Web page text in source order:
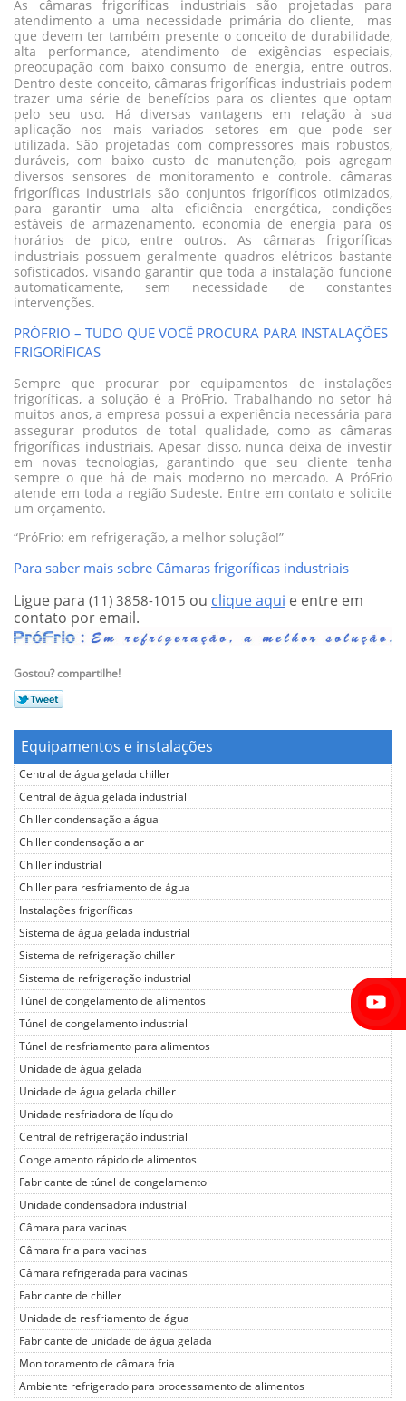
As câmaras frigoríficas industriaissão projetadas para
atendimento a uma necessidade primária do cliente, mas
que devem ter também presente o conceito de durabilidade,
alta performance, atendimento de exigências especiais,
preocupação com baixo consumo de energia, entre outros.
Dentro deste conceito, câmaras frigoríficas industriaispodem
trazer uma série de benefícios para os clientes que optam
pelo seu uso. Há diversas vantagens em relação à sua
aplicação nos mais variados setores em que pode ser
utilizada. São projetadas com compressores mais robustos,
duráveis, com baixo custo de manutenção, pois agregam
diversos sensores de monitoramento e controle. câmaras
frigoríficas industriais são conjuntos frigoríficos otimizados,
para garantir uma alta eficiência energética, condições
estáveis de armazenamento, economia de energia para os
horários de pico, entre outros. As câmaras frigoríficas
industriais possuem geralmente quadros elétricos bastante
sofisticados, visando garantir que toda a instalação funcione
automaticamente, sem necessidade de constantes
intervenções.
PRÓFRIO – TUDO QUE VOCÊ PROCURA PARA INSTALAÇÕES
FRIGORÍFICAS
Sempre que procurar por equipamentos de instalações
frigoríficas, a solução é a PróFrio. Trabalhando no setor há
muitos anos, a empresa possui a experiência necessária para
assegurar produtos de total qualidade, como as câmaras
frigoríficas industriais. Apesar disso, nunca deixa de investir
em novas tecnologias, garantindo que seu cliente tenha
sempre o que há de mais moderno no mercado. A PróFrio
atende em toda a região Sudeste. Entre em contato e solicite
um orçamento.
“PróFrio: em refrigeração, a melhor solução!”
Para saber mais sobre Câmaras frigoríficas industriais
Ligue para (11) 3858-1015 ou clique aqui e entre em
contato por email.
Gostou? compartilhe!
Equipamentos e instalações
Central de água gelada chiller
Central de água gelada industrial
Chiller condensação a água
Chiller condensação a ar
Chiller industrial
Chiller para resfriamento de água
Instalações frigoríficas
Sistema de água gelada industrial
Sistema de refrigeração chiller
Sistema de refrigeração industrial
Túnel de congelamento de alimentos
Túnel de congelamento industrial
Túnel de resfriamento para alimentos
Unidade de água gelada
Unidade de água gelada chiller
Unidade resfriadora de líquido
Central de refrigeração industrial
Congelamento rápido de alimentos
Fabricante de túnel de congelamento
Unidade condensadora industrial
Câmara para vacinas
Câmara fria para vacinas
Câmara refrigerada para vacinas
Fabricante de chiller
Unidade de resfriamento de água
Fabricante de unidade de água gelada
Monitoramento de câmara fria
Ambiente refrigerado para processamento de alimentos